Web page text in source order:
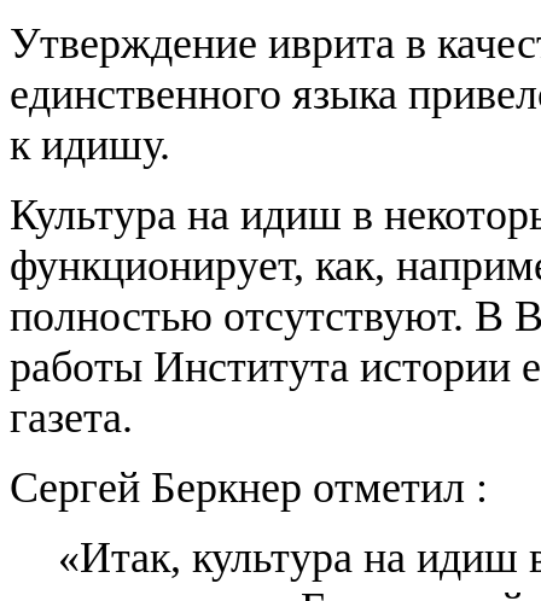
Утверждение иврита в
единственного языка
к идишу.
Культура на идиш в
функционирует, как,
полностью отсутствуют. В
работы Института истории
газета.
Сергей Беркнер отметил :
«Итак, культура на